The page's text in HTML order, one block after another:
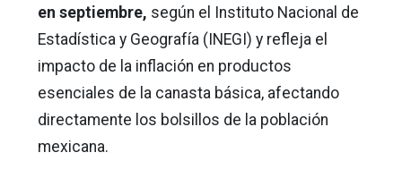
en septiembre, según el Instituto Nacional de
Estadística y Geografía (INEGI) y refleja el
impacto de la inflación en productos
esenciales de la canasta básica, afectando
directamente los bolsillos de la población
mexicana.